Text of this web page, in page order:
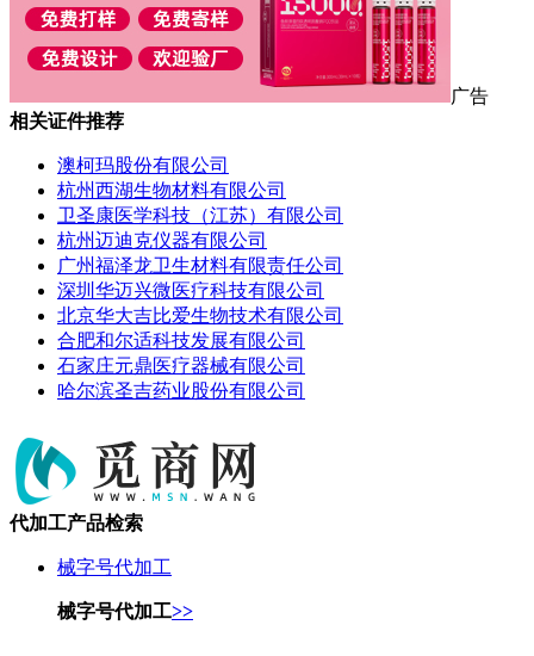
广告
相关证件推荐
澳柯玛股份有限公司
杭州西湖生物材料有限公司
卫圣康医学科技（江苏）有限公司
杭州迈迪克仪器有限公司
广州福泽龙卫生材料有限责任公司
深圳华迈兴微医疗科技有限公司
北京华大吉比爱生物技术有限公司
合肥和尔适科技发展有限公司
石家庄元鼎医疗器械有限公司
哈尔滨圣吉药业股份有限公司
代加工产品检索
械字号代加工
械字号代加工>>